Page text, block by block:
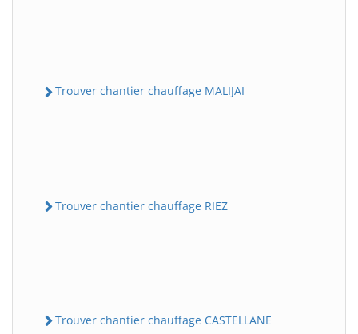
Trouver chantier chauffage MALIJAI
Trouver chantier chauffage RIEZ
Trouver chantier chauffage CASTELLANE